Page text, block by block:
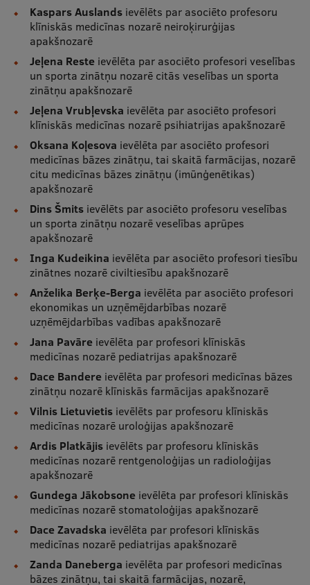
Projekti
Reitingi
Virtuālā tūre
Ilgtspējīga attīstība
Studiju un vides pieejamība
Dati par 2025. gadu
Suvenīri un grāmatas
Mūžizglītība
Ētikas un līdztiesības mācības
Atvērtā universitāte
Sagatavošanas kursi
ESF kvalifikācijas celšanas kursi
Pedagoģiskās izaugsmes centrs
Kvalifikācijas atbilstības pārbaude
Pētniecība
Zinātniskie institūti un laboratorijas
Kaspars Auslandsievēlēts par asociēto profesoru
klīniskās medicīnas nozarē neiroķirurģijas
apakšnozarē
Jeļena Reste ievēlēta par asociēto profesori veselības
un sporta zinātņu nozarē citās veselības un sporta
zinātņu apakšnozarē
Jeļena Vrubļevska ievēlēta par asociēto profesori
klīniskās medicīnas nozarē psihiatrijas apakšnozarē
Oksana Koļesova ievēlēta par asociēto profesori
medicīnas bāzes zinātņu, tai skaitā farmācijas, nozarē
citu medicīnas bāzes zinātņu (imūnģenētikas)
apakšnozarē
Dins Šmitsievēlēts par asociēto profesoru veselības
un sporta zinātņu nozarē veselības aprūpes
apakšnozarē
Inga Kudeikina ievēlēta par asociēto profesori tiesību
zinātnes nozarē civiltiesību apakšnozarē
Anželika Berķe-Berga ievēlēta par asociēto profesori
ekonomikas un uzņēmējdarbības nozarē
uzņēmējdarbības vadības apakšnozarē
Jana Pavāre ievēlēta par profesori klīniskās
medicīnas nozarē pediatrijas apakšnozarē
Dace Bandereievēlēta par profesori medicīnas bāzes
zinātņu nozarē klīniskās farmācijas apakšnozarē
Vilnis Lietuvietisievēlēts par profesoru klīniskās
medicīnas nozarē uroloģijas apakšnozarē
Ardis Platkājisievēlēts par profesoru klīniskās
medicīnas nozarē rentgenoloģijas un radioloģijas
apakšnozarē
Gundega Jākobsoneievēlēta par profesori klīniskās
medicīnas nozarē stomatoloģijas apakšnozarē
Dace Zavadska ievēlēta par profesori klīniskās
medicīnas nozarē pediatrijas apakšnozarē
Zanda Daneberga ievēlēta par profesori medicīnas
bāzes zinātņu, tai skaitā farmācijas, nozarē,